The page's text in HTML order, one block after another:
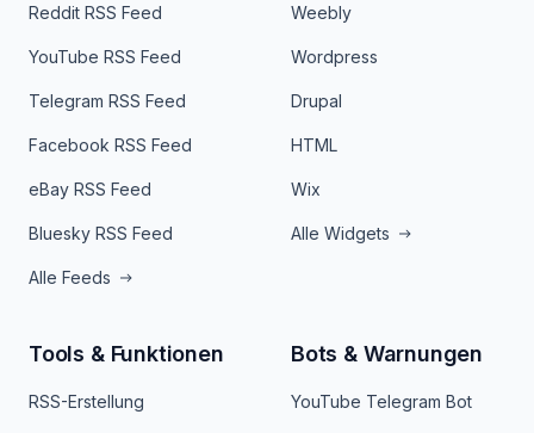
Reddit RSS Feed
YouTube RSS Feed
Telegram RSS Feed
Facebook RSS Feed
eBay RSS Feed
Bluesky RSS Feed
Alle Feeds
Weebly
Wordpress
Drupal
HTML
Wix
Alle Widgets
Tools & Funktionen
RSS-Erstellung
Bots & Warnungen
YouTube Telegram Bot